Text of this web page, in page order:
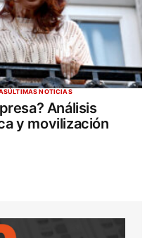
ÚLTIMAS NOTICIAS
Análisis
y movilización